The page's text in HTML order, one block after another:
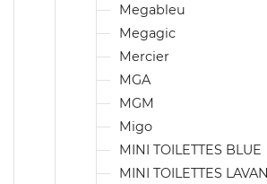
Megableu
Megagic
Mercier
MGA
MGM
Migo
MINI TOILETTES BLUE
MINI TOILETTES